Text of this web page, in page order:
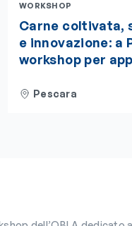
WORKSHOP
Carne coltivata,
e innovazione: a
workshop per
L’evento è
Pescara